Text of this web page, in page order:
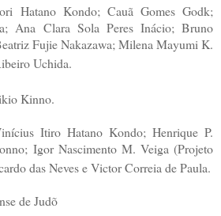
Hatano Kondo; Cauã Gomes Godk;
Ana Clara Sola Peres Inácio; Bruno
Fujie Nakazawa; Milena Mayumi K.
Uchida.
Kinno.
Itiro Hatano Kondo; Henrique P.
Igor Nascimento M. Veiga (Projeto
das Neves e Victor Correia de Paula.
de Judõ